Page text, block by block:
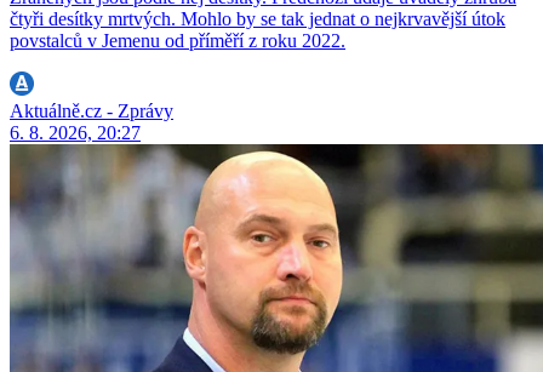
čtyři desítky mrtvých. Mohlo by se tak jednat o nejkrvavější útok
povstalců v Jemenu od příměří z roku 2022.
Aktuálně.cz - Zprávy
6. 8. 2026, 20:27